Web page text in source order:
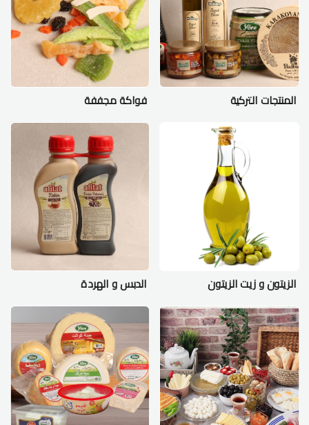
المنتجات التركية فواكة مجففة
الزيتون و زيت الزيتون الدبس و الهردة